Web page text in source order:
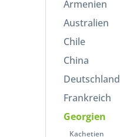
Armenien
Australien
Chile
China
Deutschland
Frankreich
Georgien
Kachetien